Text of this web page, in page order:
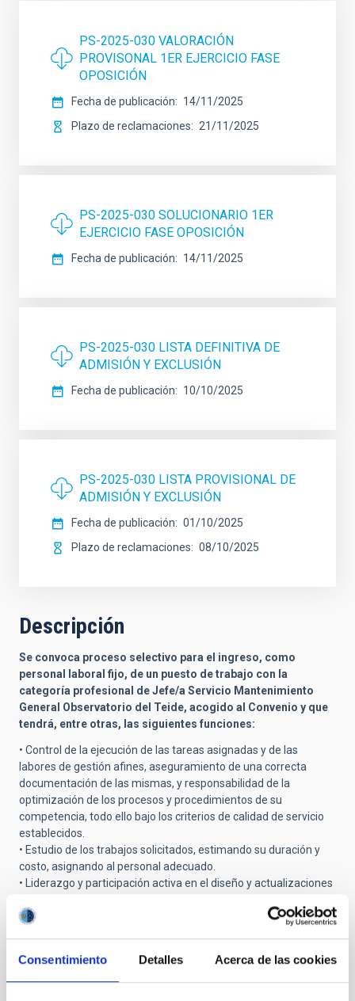
Consentimiento Detalles Acerca de las cookies
PS-2025-030 VALORACIÓN
PROVISONAL 1ER EJERCICIO FASE
OPOSICIÓN
Fecha de publicación
14/11/2025
Plazo de reclamaciones
21/11/2025
PS-2025-030 SOLUCIONARIO 1ER
EJERCICIO FASE OPOSICIÓN
Fecha de publicación 14/11/2025
PS-2025-030 LISTA DEFINITIVA DE
ADMISIÓN Y EXCLUSIÓN
Fecha de publicación 10/10/2025
PS-2025-030 LISTA PROVISIONAL DE
ADMISIÓN Y EXCLUSIÓN
Fecha de publicación
01/10/2025
Plazo de reclamaciones
08/10/2025
Descripción
Se convoca proceso selectivo para el ingreso, como
personal laboral fijo, de un puesto de trabajo con la
categoría profesional de Jefe/a Servicio Mantenimiento
General Observatorio del Teide, acogido al Convenio y que
tendrá, entre otras, las siguientes funciones:
• Control de la ejecución de las tareas asignadas y de las
labores de gestión afines, aseguramiento de una correcta
documentación de las mismas, y responsabilidad de la
optimización de los procesos y procedimientos de su
competencia, todo ello bajo los criterios de calidad de servicio
establecidos.
• Estudio de los trabajos solicitados, estimando su duración y
costo, asignando al personal adecuado.
• Liderazgo y participación activa en el diseño y actualizaciones
• Seguimiento y control del trabajo de los servicios contratados
para optimizarlo.